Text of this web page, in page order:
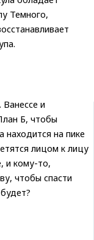
Темного,
и
Б, чтобы
находится на пике
лицом к лицу
и кому-то,
чтобы спасти